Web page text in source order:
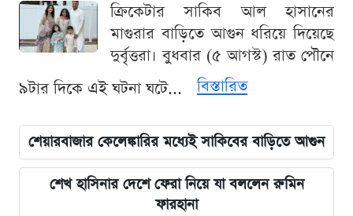
ক্রিকেটার সাকিব আল হাসানের
মাগুরার বাড়িতে আগুন ধরিয়ে দিয়েছে
দুর্বৃত্তরা। বুধবার (৫ আগস্ট) রাত পৌনে
৯টার দিকে এই ঘটনা ঘটে...
বিস্তারিত
শেয়ারবাজার কেলেঙ্কারির মধ্যেই সাকিবের বাড়িতে আগুন
শেখ হাসিনার দেশে ফেরা নিয়ে যা বললেন রুমিন
ফারহানা